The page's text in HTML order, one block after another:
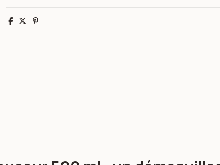
Partager
TweetPinterest